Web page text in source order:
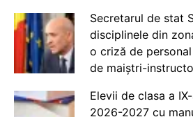
Secretarul de stat
disciplinele din
o criză de
de maiștri-
Elevii de clasa a
2026-2027 cu